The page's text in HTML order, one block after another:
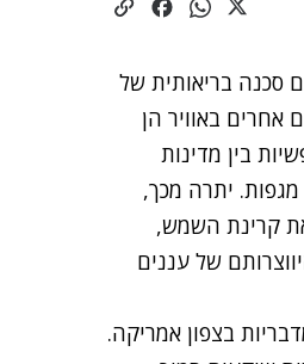
סכנה בריאותית של
אחרים באוויר הן
בין מדינות
יתרה מכך,
קרינת השמש,
של עננים
בצפון אמריקה.